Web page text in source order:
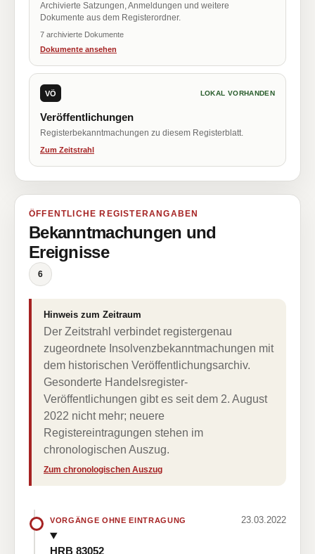
Archivierte Satzungen, Anmeldungen und weitere
Dokumente aus dem Registerordner.
7 archivierte Dokumente
Dokumente ansehen
VÖ LOKAL VORHANDEN
Veröffentlichungen
Registerbekanntmachungen zu diesem Registerblatt.
Zum Zeitstrahl
ÖFFENTLICHE REGISTERANGABEN
Bekanntmachungen und
Ereignisse
6
Hinweis zum Zeitraum
Der Zeitstrahl verbindet registergenau
zugeordnete Insolvenzbekanntmachungen mit
dem historischen Veröffentlichungsarchiv.
Gesonderte Handelsregister-
Veröffentlichungen gibt es seit dem 2. August
2022 nicht mehr; neuere
Registereintragungen stehen im
chronologischen Auszug.
Zum chronologischen Auszug
VORGÄNGE OHNE EINTRAGUNG 23.03.2022
HRB 83052